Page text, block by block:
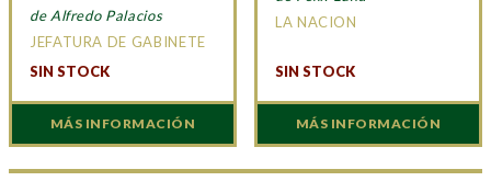
de Alfredo Palacios
JEFATURA DE GABINETE
SIN STOCK
MÁS INFORMACIÓN
LA NACION
SIN STOCK
MÁS INFORMACIÓN